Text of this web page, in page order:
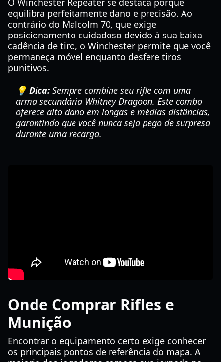
O Winchester Repeater se destaca porque
equilibra perfeitamente dano e precisão. Ao
contrário do Malcolm 70, que exige
posicionamento cuidadoso devido à sua baixa
cadência de tiro, o Winchester permite que você
permaneça móvel enquanto desfere tiros
punitivos.
💡 Dica: Sempre combine seu rifle com uma
arma secundária Whitney Dragoon. Este combo
oferece alto dano em longas e médias distâncias,
garantindo que você nunca seja pego de surpresa
durante uma recarga.
Onde Comprar Rifles e
Munição
Encontrar o equipamento certo exige conhecer
os principais pontos de referência do mapa. A